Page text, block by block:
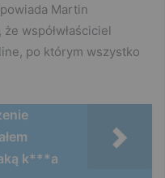
Martin
współwłaściciel
po którym wszystko
k***a